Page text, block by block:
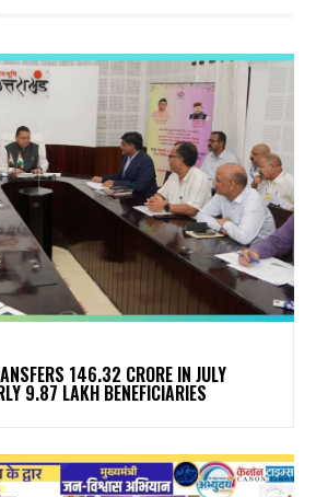
₹146.32 CRORE IN JULY
9.87 LAKH BENEFICIARIES